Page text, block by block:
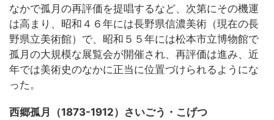
なかで孤月の再評価を提唱するなど、次第にその機運
は高まり、昭和４６年には長野県信濃美術（現在の長
野県立美術館）で、昭和５５年には松本市立博物館で
孤月の大規模な展覧会が開催され、再評価は進み、近
年では美術史のなかに正当に位置づけられるようにな
った。
西郷孤月（1873-1912）さいごう・こげつ